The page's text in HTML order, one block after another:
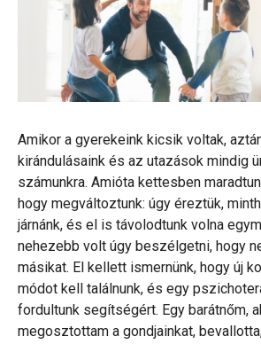
Amikor a gyerekeink kicsik voltak,
kirándulásaink és az utazások mindig
számunkra. Amióta kettesben
hogy megváltoztunk: úgy éreztük,
járnánk, és el is távolodtunk volna
nehezebb volt úgy beszélgetni, hogy
másikat. El kellett ismernünk, hogy új
módot kell találnunk, és egy
fordultunk segítségért. Egy barátnőm,
megosztottam a gondjainkat,